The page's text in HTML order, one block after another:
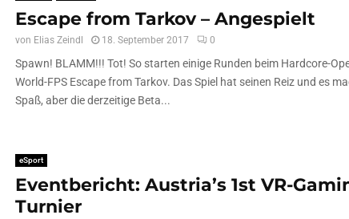
Escape from Tarkov – Angespielt
von Elias Zeindl 18. September 2017 0
Spawn! BLAMM!!! Tot! So starten einige Runden beim Hardcore-
World-FPS Escape from Tarkov. Das Spiel hat seinen Reiz und es
Spaß, aber die derzeitige Beta...
eSport
Eventbericht: Austria’s 1st VR-
Turnier